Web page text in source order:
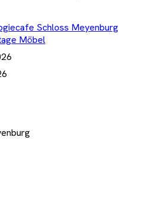
Schloss Meyenburg
Möbel